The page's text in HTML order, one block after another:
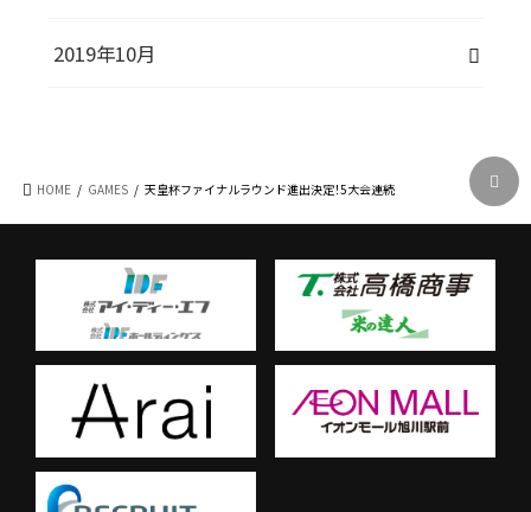
2019年10月
HOME GAMES 天皇杯ファイナルラウンド進出決定！5大会連続